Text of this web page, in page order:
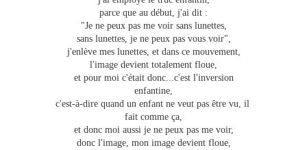
parce que au début, j'ai dit :
"Je ne peux pas me voir sans lunettes,
sans lunettes, je ne peux pas vous voir",
j'enlève mes lunettes, et dans ce mouvement,
l'image devient totalement floue,
et pour moi c'était donc...c'est l'inversion
enfantine,
c'est-à-dire quand un enfant ne veut pas être vu, il
fait comme ça,
et donc moi aussi je ne peux pas me voir,
donc l'image, mon image devient floue,